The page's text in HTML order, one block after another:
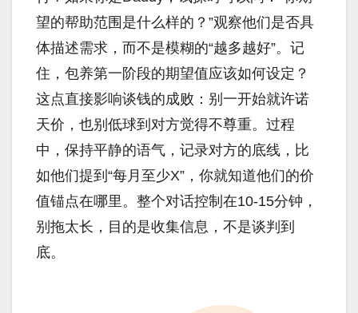
望的帮助范围是什么样的？”观察他们是否具
体描述需求，而不是模糊的“越多越好”。记
住，包养第一阶段的期望值应该如何设定？
这点直接影响谈钱的成败：别一开始就许诺
天价，也别低球到对方觉得不尊重。过程
中，保持平静的语气，记录对方的底线，比
如他们提到“每月至少X”，你就知道他们的价
值锚点在哪里。整个对话控制在10-15分钟，
别拖太长，目的是收集信息，不是谈判到
底。